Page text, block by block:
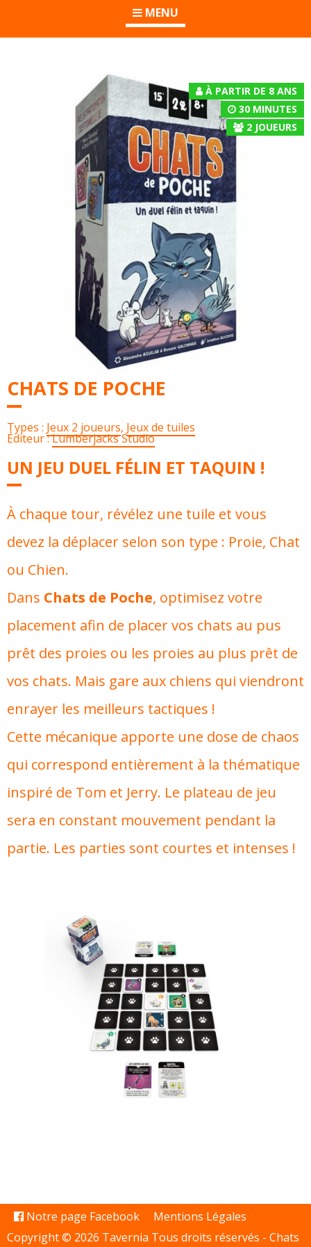
MENU
À PARTIR DE 8 ANS
30 MINUTES
2 JOUEURS
CHATS DE POCHE
Types : Jeux 2 joueurs, Jeux de tuiles
Éditeur :Lumberjacks Studio
UN JEU DUEL FÉLIN ET TAQUIN !
À chaque tour, révélez une tuile et vous
devez la déplacer selon son type : Proie, Chat
ou Chien.
Dans Chats de Poche, optimisez votre
placement afin de placer vos chats au pus
prêt des proies ou les proies au plus prêt de
vos chats. Mais gare aux chiens qui viendront
enrayer les meilleurs tactiques !
Cette mécanique apporte une dose de chaos
qui correspond entièrement à la thématique
inspiré de Tom et Jerry. Le plateau de jeu
sera en constant mouvement pendant la
partie. Les parties sont courtes et intenses !
Notre page Facebook
Mentions Légales
Copyright © 2026 Tavernia Tous droits réservés - Chats